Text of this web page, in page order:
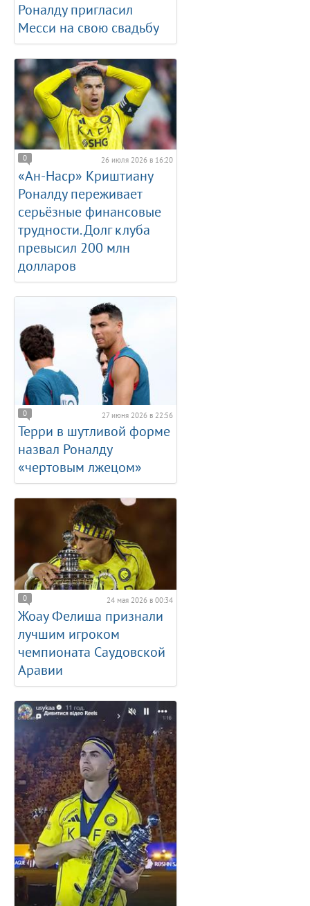
Роналду пригласил
Месси на свою свадьбу
0 26 июля 2026 в 16:20
«Ан-Наср» Криштиану
Роналду переживает
серьёзные финансовые
трудности. Долг клуба
превысил 200 млн
долларов
0 27 июня 2026 в 22:56
Терри в шутливой форме
назвал Роналду
«чертовым лжецом»
0 24 мая 2026 в 00:34
Жоау Фелиша признали
лучшим игроком
чемпионата Саудовской
Аравии